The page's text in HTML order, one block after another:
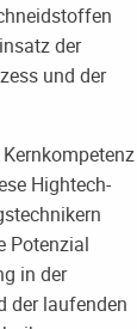
der
und der
Hightech-
Potenzial
in der
der laufenden